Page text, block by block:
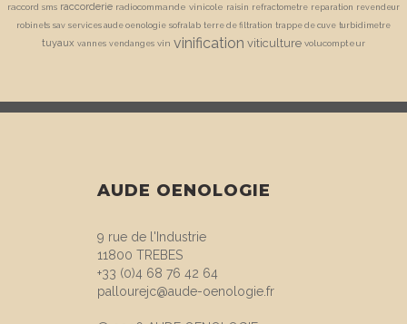
raccord sms raccorderie radiocommande vinicole raisin refractometre reparation revendeur
robinets sav services aude oenologie sofralab terre de filtration trappe de cuve turbidimetre
tuyaux vannes vendanges vin vinification viticulture volucompteur
AUDE OENOLOGIE
9 rue de l'Industrie
11800 TREBES
+33 (0)4 68 76 42 64
pallourejc@aude-oenologie.fr